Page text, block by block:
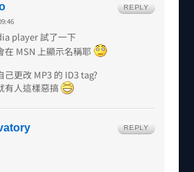
player 試了一下
在 MSN 上顯示名稱耶
更改 MP3 的 ID3 tag?
有人這樣惡搞
REPLY
REPLY